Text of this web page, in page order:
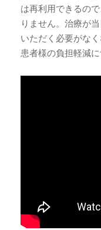
は再利用できるの
りません。治療が
いただく必要がな
患者様の負担軽減に